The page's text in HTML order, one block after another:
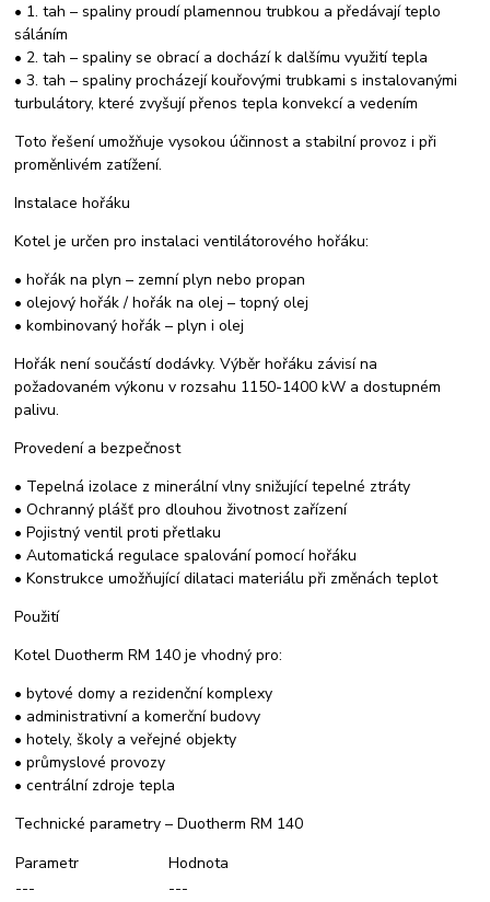
• 1. tah – spaliny proudí plamennou trubkou a předávají teplo
sáláním
• 2. tah – spaliny se obrací a dochází k dalšímu využití tepla
• 3. tah – spaliny procházejí kouřovými trubkami s instalovanými
turbulátory, které zvyšují přenos tepla konvekcí a vedením
Toto řešení umožňuje vysokou účinnost a stabilní provoz i při
proměnlivém zatížení.
Instalace hořáku
Kotel je určen pro instalaci ventilátorového hořáku:
• hořák na plyn – zemní plyn nebo propan
• olejový hořák / hořák na olej – topný olej
• kombinovaný hořák – plyn i olej
Hořák není součástí dodávky. Výběr hořáku závisí na
požadovaném výkonu v rozsahu 1150-1400 kW a dostupném
palivu.
Provedení a bezpečnost
• Tepelná izolace z minerální vlny snižující tepelné ztráty
• Ochranný plášť pro dlouhou životnost zařízení
• Pojistný ventil proti přetlaku
• Automatická regulace spalování pomocí hořáku
• Konstrukce umožňující dilataci materiálu při změnách teplot
Použití
Kotel Duotherm RM 140 je vhodný pro:
• bytové domy a rezidenční komplexy
• administrativní a komerční budovy
• hotely, školy a veřejné objekty
• průmyslové provozy
• centrální zdroje tepla
Technické parametry – Duotherm RM 140
Parametr
Hodnota
---
---